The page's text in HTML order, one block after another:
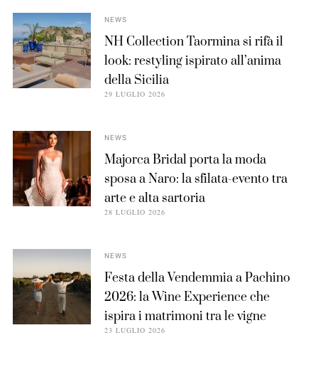
NEWS
NH Collection Taormina si rifà il
look: restyling ispirato all’anima
della Sicilia
29 LUGLIO 2026
NEWS
Majorca Bridal porta la moda
sposa a Naro: la sfilata-evento tra
arte e alta sartoria
28 LUGLIO 2026
NEWS
Festa della Vendemmia a Pachino
2026: la Wine Experience che
ispira i matrimoni tra le vigne
23 LUGLIO 2026